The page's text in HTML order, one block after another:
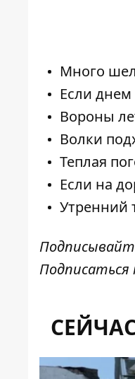
Много
Если
Вороны
Волки
Теплая
Если на
Утренний
Подписаться